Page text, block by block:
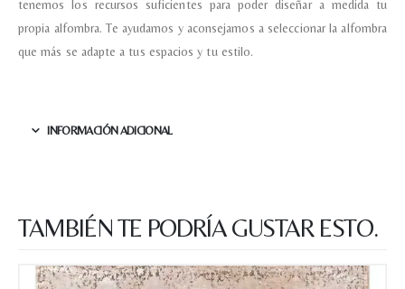
tenemos los recursos suficientes para poder diseñar a medida tu
propia alfombra. Te ayudamos y aconsejamos a seleccionar la alfombra
que más se adapte a tus espacios y tu estilo.
INFORMACIÓN ADICIONAL
TAMBIÉN TE PODRÍA GUSTAR ESTO.